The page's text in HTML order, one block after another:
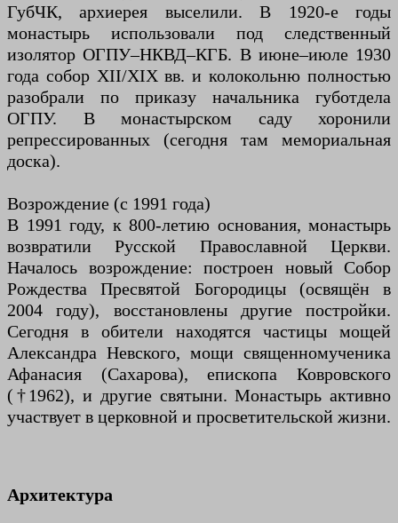
ГубЧК, архиерея выселили. В 1920-е годы
монастырь использовали под следственный
изолятор ОГПУ–НКВД–КГБ. В июне–июле 1930
года собор XII/XIX вв. и колокольню полностью
разобрали по приказу начальника губотдела
ОГПУ. В монастырском саду хоронили
репрессированных (сегодня там мемориальная
доска).
Возрождение (с 1991 года)
В 1991 году, к 800-летию основания, монастырь
возвратили Русской Православной Церкви.
Началось возрождение: построен новый Собор
Рождества Пресвятой Богородицы (освящён в
2004 году), восстановлены другие постройки.
Сегодня в обители находятся частицы мощей
Александра Невского, мощи священномученика
Афанасия (Сахарова), епископа Ковровского
(†1962), и другие святыни. Монастырь активно
участвует в церковной и просветительской жизни.
Архитектура